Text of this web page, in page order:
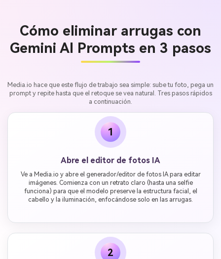
Cómo eliminar arrugas con
Gemini AI Prompts en 3 pasos
Media.io hace que este flujo de trabajo sea simple: sube tu foto, pega un
prompt y repite hasta que el retoque se vea natural. Tres pasos rápidos
a continuación.
1
Abre el editor de fotos IA
Ve a Media.io y abre el generador/editor de fotos IA para editar
imágenes. Comienza con un retrato claro (hasta una selfie
funciona) para que el modelo preserve la estructura facial, el
cabello y la iluminación, enfocándose solo en las arrugas.
2